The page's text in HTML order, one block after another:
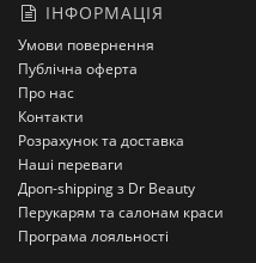
ІНФОРМАЦІЯ
Умови повернення
Публічна оферта
Про нас
Контакти
Розрахунок та доставка
Наші переваги
Дроп-shipping з Dr Beauty
Перукарям та салонам краси
Програма лояльності